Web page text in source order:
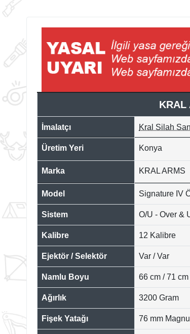
KRAL
İmalatçı Kral Silah
Üretim Yeri Konya
Marka KRAL ARMS
Model
Signature IV
Sistem O/U - Over &
Kalibre 12 Kalibre
Ejektör / Selektör
Var / Var
Namlu Boyu 66 cm / 71 cm
Ağırlık 3200 Gram
Fişek Yatağı 76 mm